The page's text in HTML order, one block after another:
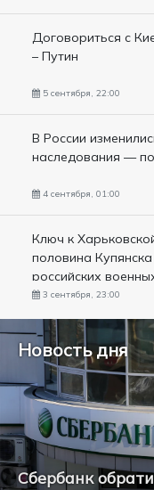
Договориться с
– Путин
5 сентября, 22:00
В России
наследования —
4 сентября, 01:00
Ключ к
половина
российских
3 сентября, 23:00
Новость дня
Сбербанк